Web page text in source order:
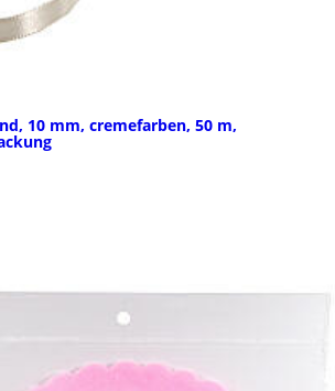
10 mm, cremefarben, 50 m,